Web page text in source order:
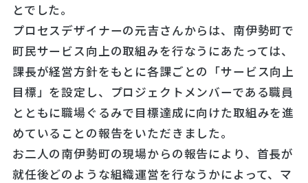
とでした。
プロセスデザイナーの元吉さんからは、南伊勢町で
町民サービス向上の取組みを行なうにあたっては、
課長が経営方針をもとに各課ごとの「サービス向上
目標」を設定し、プロジェクトメンバーである職員
とともに職場ぐるみで目標達成に向けた取組みを進
めていることの報告をいただきました。
お二人の南伊勢町の現場からの報告により、首長が
就任後どのような組織運営を行なうかによって、マ